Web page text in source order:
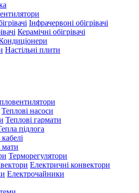
Інфрачервоні обігрівачі
Керамічні обігрівачі
Настільні плити
Теплові насоси
Теплові гармати
підлога
мати
Терморегулятори
Електричні конвектори
Електрочайники